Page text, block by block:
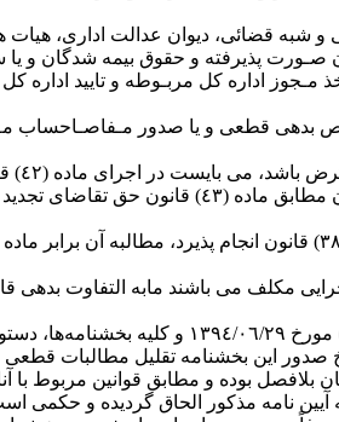
شبه قضائی، دیوان عدالت اداری،
آن صـورت پذیرفته و حقوق بیمه
اداره کل مربـوطه و تایید اداره
‏تذکر‏‏
در خصوص اعتراض به رای هیات بدوی تشخیص
٣٢‏‏- بخشنامه شماره ٧٢ مورخ ٢٤‏‏‏‏‏‏‏‏‏‏/٢‏‏‏‏‏‏‏‏‏‏/١٣٥٣ و
بلافصل بوده و مطابق قوانین مربوط با
به آیین نامه مذکور الحاق گردیده و